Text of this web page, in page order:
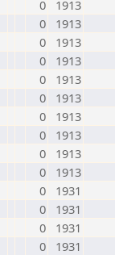
0
1913
0
1913
0
1913
0
1913
0
1913
0
1913
0
1913
0
1913
0
1913
0
1913
0
1931
0
1931
0
1931
0
1931